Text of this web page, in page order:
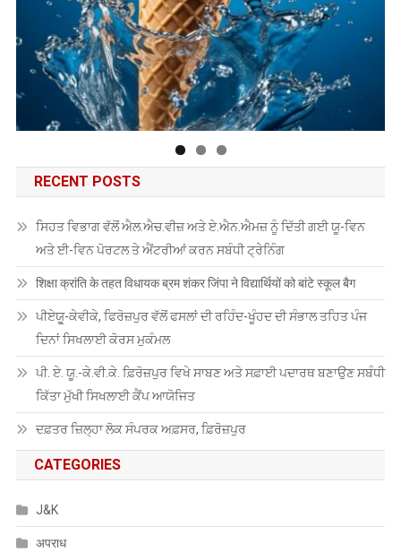
RECENT POSTS
ਸਿਹਤ ਵਿਭਾਗ ਵੱਲੋਂ ਐਲ.ਐਚ.ਵੀਜ਼ ਅਤੇ ਏ.ਐਨ.ਐਮਜ਼ ਨੂੰ ਦਿੱਤੀ ਗਈ ਯੂ-ਵਿਨ
ਅਤੇ ਈ-ਵਿਨ ਪੋਰਟਲ ਤੇ ਐਂਟਰੀਆਂ ਕਰਨ ਸਬੰਧੀ ਟ੍ਰੇਨਿੰਗ
शिक्षा क्रांति के तहत विधायक ब्रम शंकर जिंपा ने विद्यार्थियों को बांटे स्कूल बैग
ਪੀਏਯੂੑ-ਕੇਵੀਕੇ, ਫਿਰੋਜ਼ਪੁਰ ਵੱਲੋਂ ਫਸਲਾਂ ਦੀ ਰਹਿੰਦ-ਖੂੰਹਦ ਦੀ ਸੰਭਾਲ ਤਹਿਤ ਪੰਜ
ਦਿਨਾਂ ਸਿਖਲਾਈ ਕੋਰਸ ਮੁਕੰਮਲ
ਪੀ. ਏ. ਯੂ.-ਕੇ.ਵੀ.ਕੇ. ਫ਼ਿਰੋਜ਼ਪੁਰ ਵਿਖੇ ਸਾਬਣ ਅਤੇ ਸਫ਼ਾਈ ਪਦਾਰਥ ਬਣਾਉਣ ਸਬੰਧੀ
ਕਿੱਤਾ ਮੁੱਖੀ ਸਿਖਲਾਈ ਕੈਂਪ ਆਯੋਜਿਤ
ਦਫ਼ਤਰ ਜ਼ਿਲ੍ਹਾ ਲੋਕ ਸੰਪਰਕ ਅਫ਼ਸਰ, ਫ਼ਿਰੋਜ਼ਪੁਰ
CATEGORIES
J&K
अपराध